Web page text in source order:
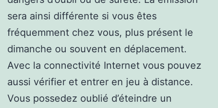
sera ainsi différente si vous êtes
fréquemment chez vous, plus présent le
dimanche ou souvent en déplacement.
Avec la connectivité Internet vous pouvez
aussi vérifier et entrer en jeu à distance.
Vous possedez oublié d’éteindre un